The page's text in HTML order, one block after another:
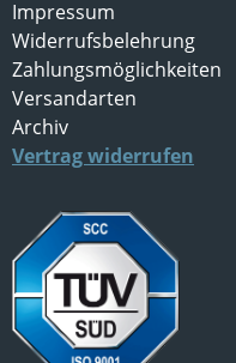
Impressum
Widerrufsbelehrung
Zahlungsmöglichkeiten
Versandarten
Archiv
Vertrag widerrufen